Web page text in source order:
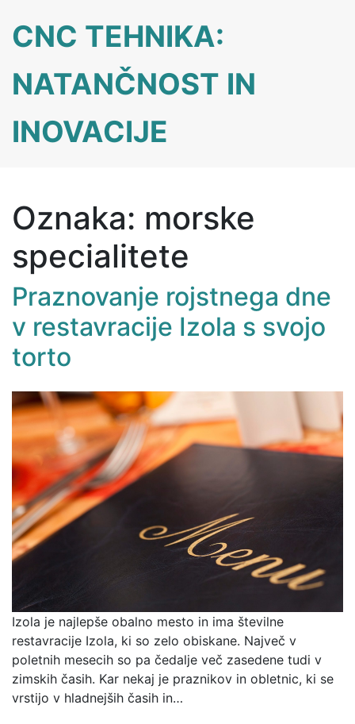
content
CNC TEHNIKA:
NATANČNOST IN
INOVACIJE
Oznaka: morske
specialitete
Praznovanje rojstnega dne
v restavracije Izola s svojo
torto
Izola je najlepše obalno mesto in ima številne
restavracije Izola, ki so zelo obiskane. Največ v
poletnih mesecih so pa čedalje več zasedene tudi v
zimskih časih. Kar nekaj je praznikov in obletnic, ki se
vrstijo v hladnejših časih in…